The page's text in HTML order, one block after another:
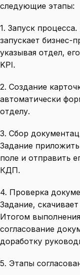
следующие этапы:
1. Запуск
запускает бизнес-
указывая отдел,
KPI.
2. Создание
автоматически
отделу.
3. Сбор
Задание
поле и отправить
КДП.
4. Проверка
Задание,
Итогом
согласование
доработку
5. Этапы